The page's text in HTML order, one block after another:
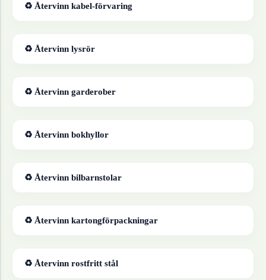
♻ Återvinn kabel-förvaring
♻ Återvinn lysrör
♻ Återvinn garderober
♻ Återvinn bokhyllor
♻ Återvinn bilbarnstolar
♻ Återvinn kartongförpackningar
♻ Återvinn rostfritt stål